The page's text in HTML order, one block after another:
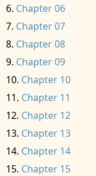
Chapter 06
Chapter 07
Chapter 08
Chapter 09
Chapter 10
Chapter 11
Chapter 12
Chapter 13
Chapter 14
Chapter 15